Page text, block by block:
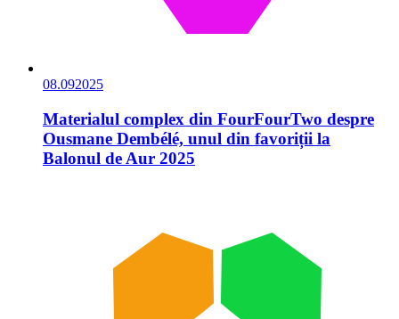
08.092025
Materialul complex din FourFourTwo despre
Ousmane Dembélé, unul din favoriții la
Balonul de Aur 2025